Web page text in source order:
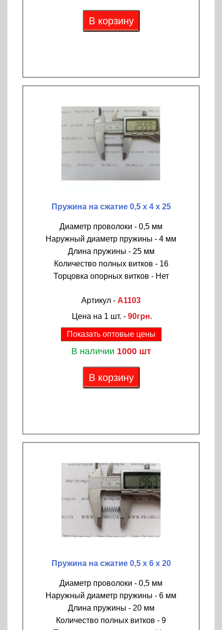
В корзину
Пружина на сжатие 0,5 х 4 х 25
Диаметр проволоки - 0,5 мм
Наружный диаметр пружины - 4 мм
Длина пружины - 25 мм
Количество полных витков - 16
Торцовка опорных витков - Нет
Артикул - A1103
Цена на 1 шт. - 90грн.
Показать оптовые цены
В наличии 1000 шт
В корзину
Пружина на сжатие 0,5 х 6 х 20
Диаметр проволоки - 0,5 мм
Наружный диаметр пружины - 6 мм
Длина пружины - 20 мм
Количество полных витков - 9